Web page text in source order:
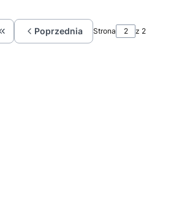
Wróć do pierwszej strony z produktami
Poprzednia Strona z 2